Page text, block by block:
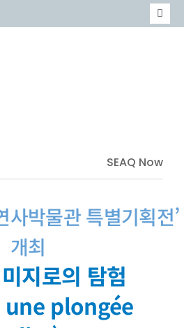
SEAQ Now
사박물관 특별기획전’
개최
미지로의 탐험
une plongée